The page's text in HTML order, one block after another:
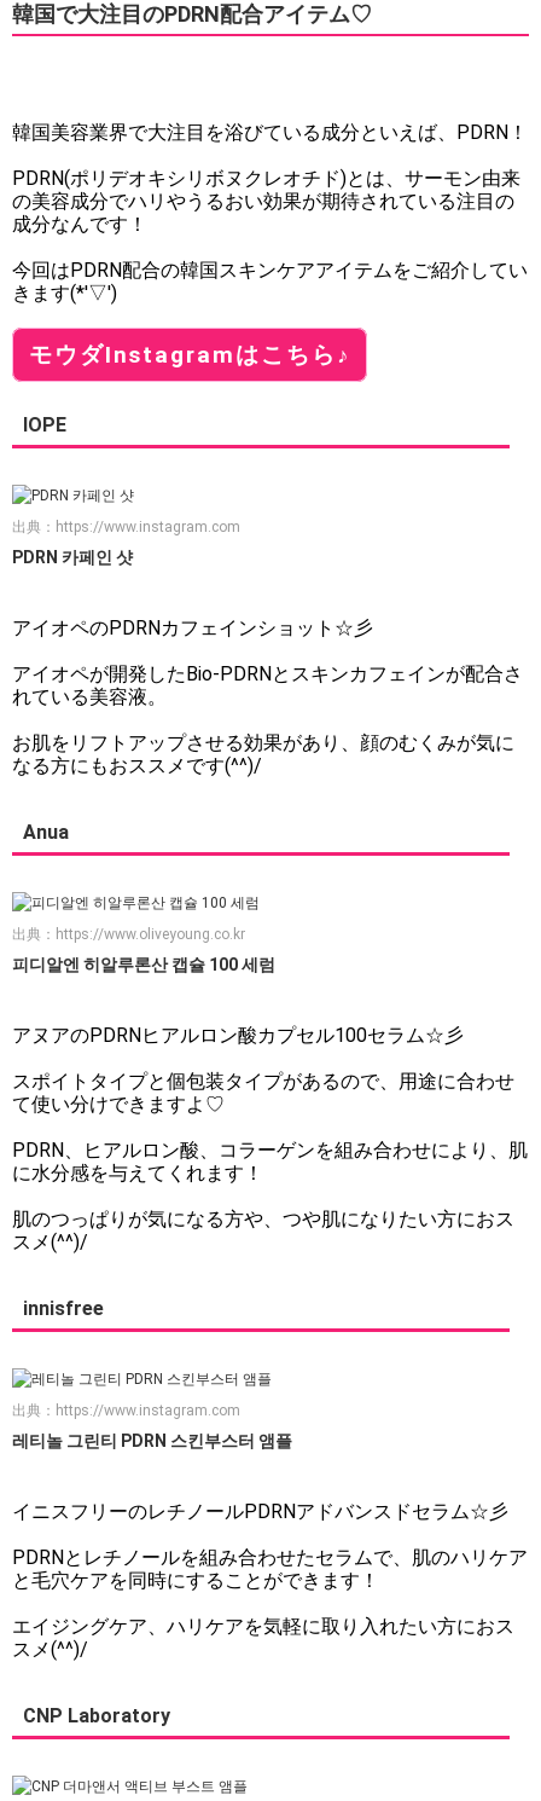
韓国で大注目のPDRN配合アイテム♡
韓国美容業界で大注目を浴びている成分といえば、PDRN！
PDRN(ポリデオキシリボヌクレオチド)とは、サーモン由来
の美容成分でハリやうるおい効果が期待されている注目の
成分なんです！
今回はPDRN配合の韓国スキンケアアイテムをご紹介してい
きます(*'▽')
モウダInstagramはこちら♪
IOPE
出典： https://www.instagram.com
PDRN 카페인 샷
アイオペのPDRNカフェインショット☆彡
アイオペが開発したBio-PDRNとスキンカフェインが配合さ
れている美容液。
お肌をリフトアップさせる効果があり、顔のむくみが気に
なる方にもおススメです(^^)/
Anua
出典： https://www.oliveyoung.co.kr
피디알엔 히알루론산 캡슐 100 세럼
アヌアのPDRNヒアルロン酸カプセル100セラム☆彡
スポイトタイプと個包装タイプがあるので、用途に合わせ
て使い分けできますよ♡
PDRN、ヒアルロン酸、コラーゲンを組み合わせにより、肌
に水分感を与えてくれます！
肌のつっぱりが気になる方や、つや肌になりたい方におス
スメ(^^)/
innisfree
出典： https://www.instagram.com
레티놀 그린티 PDRN 스킨부스터 앰플
イニスフリーのレチノールPDRNアドバンスドセラム☆彡
PDRNとレチノールを組み合わせたセラムで、肌のハリケア
と毛穴ケアを同時にすることができます！
エイジングケア、ハリケアを気軽に取り入れたい方におス
スメ(^^)/
CNP Laboratory